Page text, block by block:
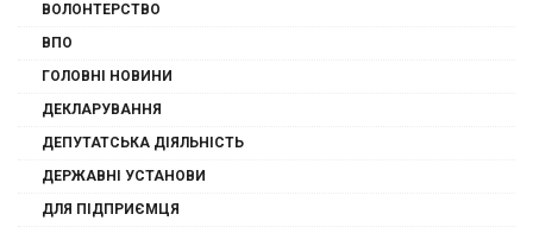
ВОЛОНТЕРСТВО
ВПО
ГОЛОВНІ НОВИНИ
ДЕКЛАРУВАННЯ
ДЕПУТАТСЬКА ДІЯЛЬНІСТЬ
ДЕРЖАВНІ УСТАНОВИ
ДЛЯ ПІДПРИЄМЦЯ